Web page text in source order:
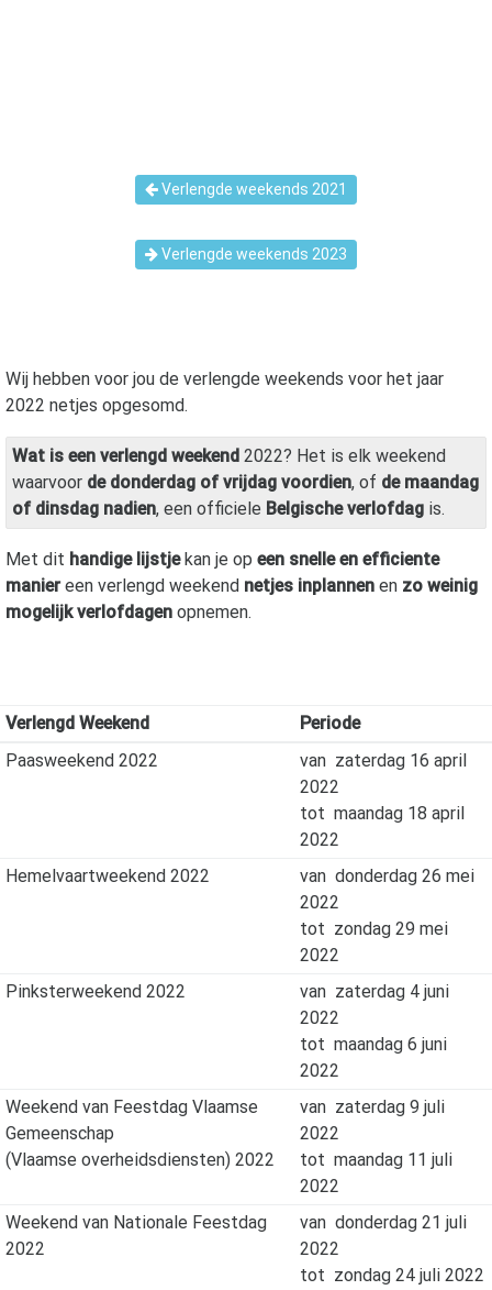
Verlengde weekends 2021
Verlengde weekends 2023
Wij hebben voor jou de verlengde weekends voor het jaar
2022 netjes opgesomd.
Wat is een verlengd weekend 2022? Het is elk weekend
waarvoor de donderdag of vrijdag voordien, of de maandag
of dinsdag nadien, een officiele Belgische verlofdag is.
Met dit handige lijstjekan je op een snelle en efficiente
maniereen verlengd weekend netjes inplannen en zo weinig
mogelijk verlofdagen opnemen.
Verlengd Weekend
Periode
Paasweekend 2022
van zaterdag 16 april
2022
tot maandag 18 april
2022
Hemelvaartweekend 2022
van donderdag 26 mei
2022
tot zondag 29 mei
2022
Pinksterweekend 2022
van zaterdag 4 juni
2022
tot maandag 6 juni
2022
Weekend van Feestdag Vlaamse
Gemeenschap
(Vlaamse overheidsdiensten) 2022
van zaterdag 9 juli
2022
tot maandag 11 juli
2022
Weekend van Nationale Feestdag
2022
van donderdag 21 juli
2022
tot zondag 24 juli 2022